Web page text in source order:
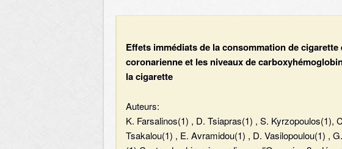
Effets immédiats de la consommation de
coronarienne et les niveaux de
la cigarette
Auteurs:
K. Farsalinos(1) , D. Tsiapras(1) , S. Kyrzopoulos(1),
Tsakalou(1) , E. Avramidou(1) , D. Vasilopoulou(1) ,